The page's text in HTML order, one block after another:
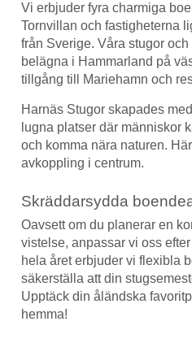
Vi erbjuder fyra charmiga
Tornvillan och fastigheterna
från Sverige. Våra stugor
belägna i Hammarland på
tillgång till Mariehamn och
Harnäs Stugor skapades
lugna platser där människor
och komma nära naturen.
avkoppling i centrum.
Skräddarsydda
Oavsett om du planerar en
vistelse, anpassar vi oss
hela året erbjuder vi flexibla
säkerställa att din
Upptäck din åländska
hemma!